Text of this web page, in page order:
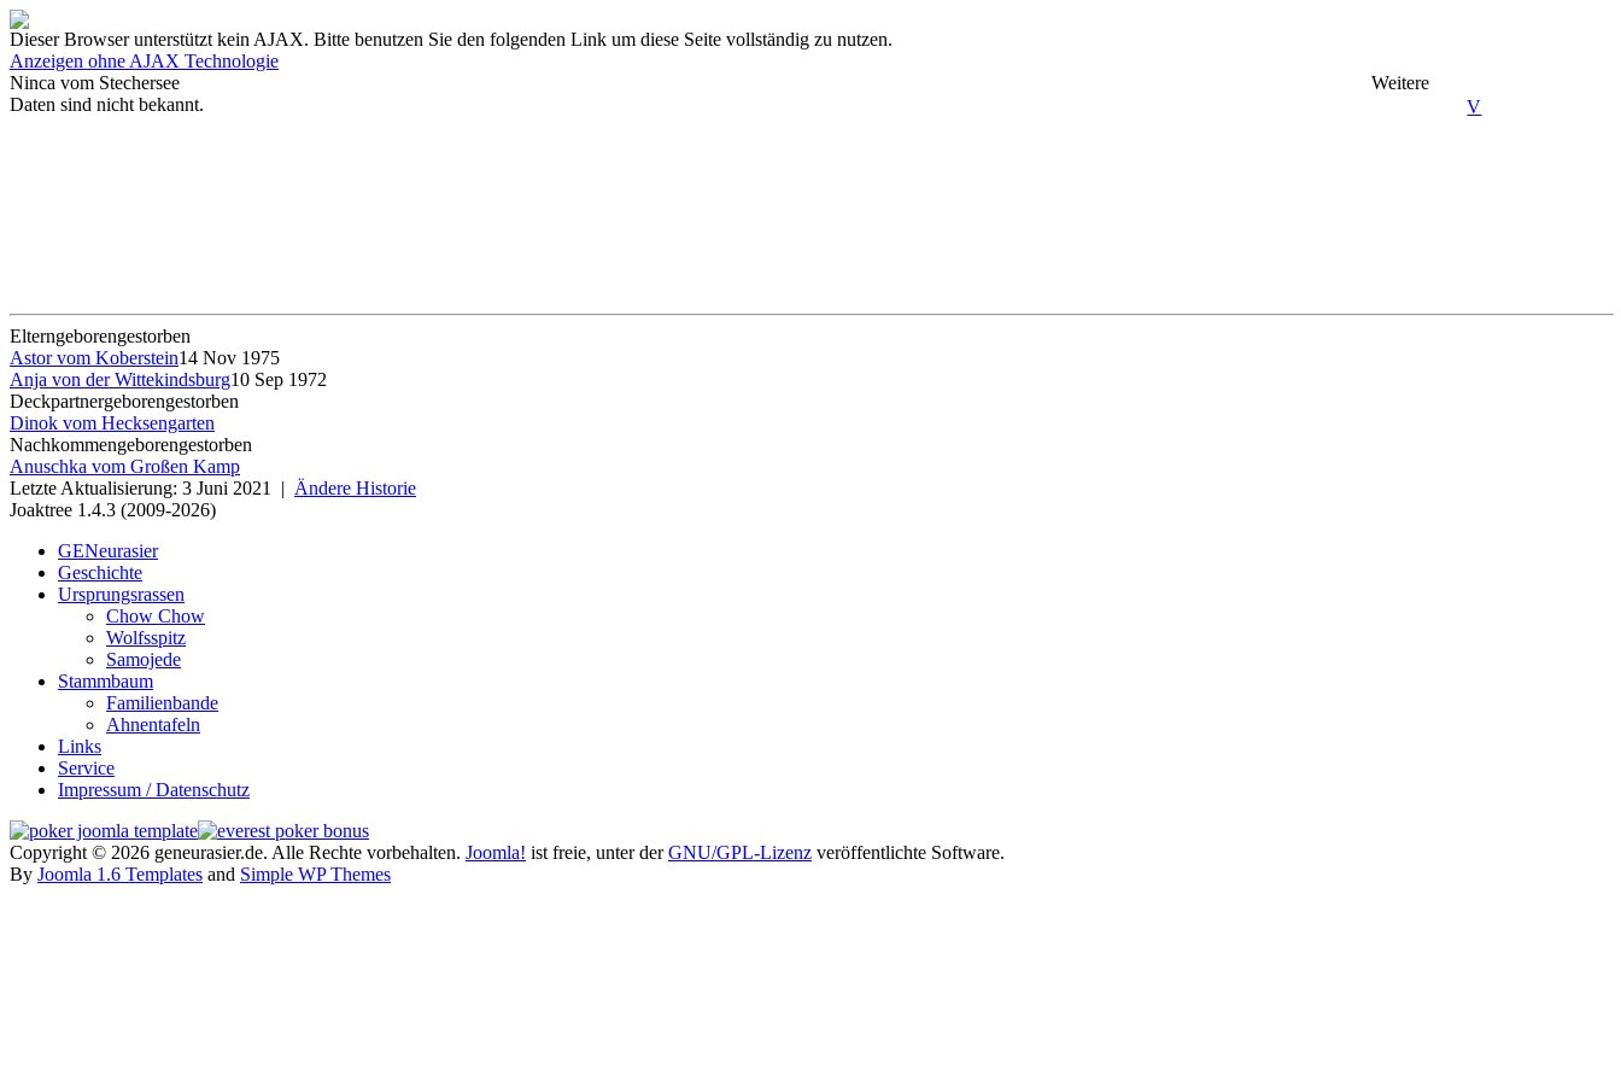
Dieser Browser unterstützt kein AJAX. Bitte benutzen Sie den folgenden Link um diese Seite vollständig zu nutzen.
Anzeigen ohne AJAX Technologie
Ninca vom Stechersee
V
Weitere
Daten sind nicht bekannt.
Elterngeborengestorben
Astor vom Koberstein14 Nov 1975
Anja von der Wittekindsburg10 Sep 1972
Deckpartnergeborengestorben
Dinok vom Hecksengarten
Nachkommengeborengestorben
Anuschka vom Großen Kamp
Letzte Aktualisierung: 3 Juni 2021 | Ändere Historie
Joaktree 1.4.3 (2009-2026)
GENeurasier
Geschichte
Ursprungsrassen
Chow Chow
Wolfsspitz
Samojede
Stammbaum
Familienbande
Ahnentafeln
Links
Service
Impressum / Datenschutz
Copyright © 2026 geneurasier.de. Alle Rechte vorbehalten. Joomla! ist freie, unter derGNU/GPL-Lizenz veröffentlichte Software.
By Joomla 1.6 Templates and Simple WP Themes